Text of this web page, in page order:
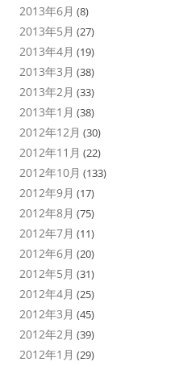
2013年6月 (8)
2013年5月 (27)
2013年4月 (19)
2013年3月 (38)
2013年2月 (33)
2013年1月 (38)
2012年12月 (30)
2012年11月 (22)
2012年10月 (133)
2012年9月 (17)
2012年8月 (75)
2012年7月 (11)
2012年6月 (20)
2012年5月 (31)
2012年4月 (25)
2012年3月 (45)
2012年2月 (39)
2012年1月 (29)